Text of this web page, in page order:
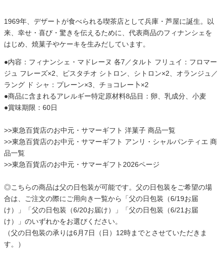
1969年、デザートが食べられる喫茶店として兵庫・芦屋に誕生。以
来、幸せ・喜び・驚きを伝えるために、代表商品のフィナンシェを
はじめ、焼菓子やケーキを生みだしています。
●内容：フィナンシェ・マドレーヌ 各7／タルト フリュイ：フロマー
ジュ フレーズ×2、ピスタチオ シトロン、シトロン×2、オランジュ／
ラング ド シャ：プレーン×3、チョコレー卜×2
●商品に含まれるアレルギー特定原材料8品目：卵、乳成分、小麦
●賞味期限：60日
>>東急百貨店のお中元・サマーギフト 洋菓子 商品一覧
>>東急百貨店のお中元・サマーギフト アンリ・シャルパンティエ 商
品一覧
>>東急百貨店のお中元・サマーギフト2026ページ
◎こちらの商品は父の日包装が可能です。父の日包装をご希望の場
合は、ご注文の際にご用向き一覧から「父の日包装（6/19お届
け）」「父の日包装（6/20お届け）」「父の日包装（6/21お届
け）」のいずれかをお選びください。
（父の日包装の承りは6月7日（日）12時までとさせていただきま
す。）